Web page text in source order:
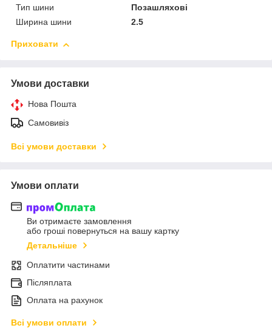
Тип шини
Позашляхові
Ширина шини
2.5
Приховати
Умови доставки
Нова Пошта
Самовивіз
Всі умови доставки
Умови оплати
Ви отримаєте замовлення
або гроші повернуться на вашу картку
Детальніше
Оплатити частинами
Післяплата
Оплата на рахунок
Всі умови оплати